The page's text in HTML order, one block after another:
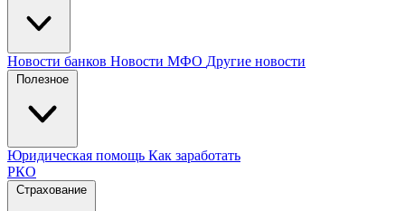
Новости банков Новости МФО Другие новости
Полезное
Юридическая помощь Как заработать
РКО
Страхование